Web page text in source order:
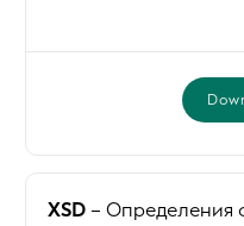
XSD – Определения